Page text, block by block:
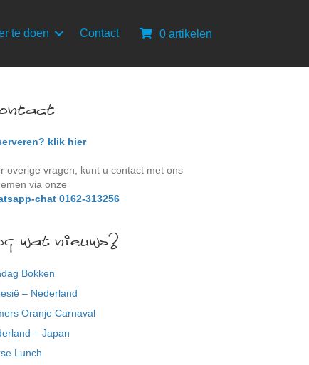
te doen Contact 0 artikelen
klik hier
overige vragen, kunt u contact met ons
via onze
chat 0162-313256
wat nieuws?
Bokken
– Nederland
Oranje Carnaval
– Japan
Lunch